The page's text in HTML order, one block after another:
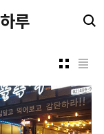
루